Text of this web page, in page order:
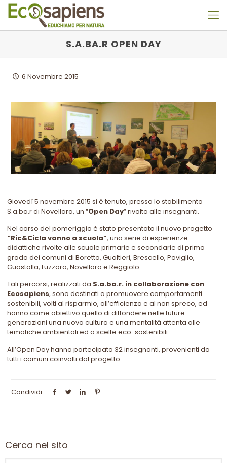
S.A.BA.R OPEN DAY
6 Novembre 2015
Giovedì 5 novembre 2015 si è tenuto, presso lo stabilimento
S.a.ba.r di Novellara, un “Open Day” rivolto alle insegnanti.
Nel corso del pomeriggio è stato presentato il nuovo progetto
“Ric&Cicla vanno a scuola”, una serie di esperienze
didattiche rivolte alle scuole primarie e secondarie di primo
grado dei comuni di Boretto, Gualtieri, Brescello, Poviglio,
Guastalla, Luzzara, Novellara e Reggiolo.
Tali percorsi, realizzati da S.a.ba.r. in collaborazione con
Ecosapiens, sono destinati a promuovere comportamenti
sostenibili, volti al risparmio, all’efficienza e al non spreco, ed
hanno come obiettivo quello di diffondere nelle future
generazioni una nuova cultura e una mentalità attenta alle
tematiche ambientali ed a scelte eco-sostenibili.
All’Open Day hanno partecipato 32 insegnanti, provenienti da
tutti i comuni coinvolti dal progetto.
Condividi
Cerca nel sito